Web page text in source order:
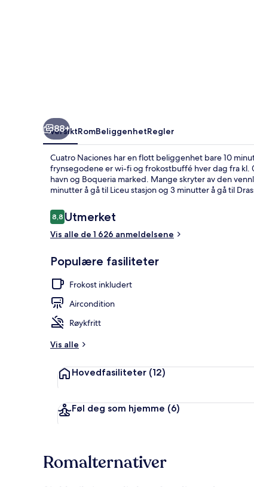
88+
OversiktRomBeliggenhetRegler
Cuatro Naciones har en flott beliggenhet bare 10
frynsegodene er wi-fi og frokostbuffé hver dag fra kl.
havn og Boqueria marked. Mange skryter av den
minutter å gå til Liceu stasjon og 3 minutter å gå til
Anmeldelser
8,88,8 av 10 –
Utmerket
Vis alle de 1 626 anmeldelsene
Populære fasiliteter
Frokost inkludert
Aircondition
Røykfritt
Vis alle
Hovedfasiliteter (12)
Føl deg som hjemme (6)
Romalternativer